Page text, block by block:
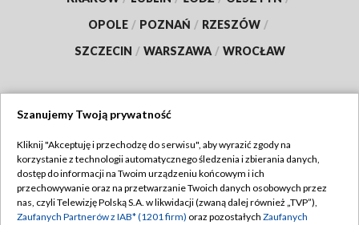
OPOLE / POZNAŃ / RZESZÓW /
SZCZECIN / WARSZAWA / WROCŁAW
TVP
Abonament TVP
Emisja w TVP
Regulamin TVP
Polityka prywatności
Szanujemy Twoją prywatność
Kliknij "Akceptuję i przechodzę do serwisu", aby wyrazić zgody na
korzystanie z technologii automatycznego śledzenia i zbierania danych,
dostęp do informacji na Twoim urządzeniu końcowym i ich
przechowywanie oraz na przetwarzanie Twoich danych osobowych przez
nas, czyli Telewizję Polską S.A. w likwidacji (zwaną dalej również „TVP”),
Zaufanych Partnerów z IAB* (1201 firm) oraz pozostałych Zaufanych